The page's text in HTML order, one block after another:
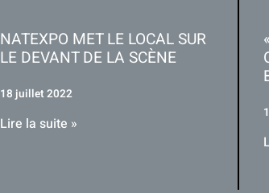
NATEXPO MET LE LOCAL SUR
LE DEVANT DE LA SCÈNE
18 juillet 2022
Lire la suite »